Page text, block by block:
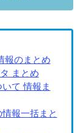
報のまとめ
まとめ
て 情報ま
報一括まと